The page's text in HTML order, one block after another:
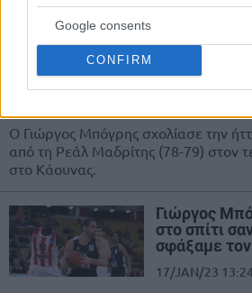
Google consents
CONFIRM
Μπόγρης:
θεωρούμε
παίζεις
(video)
Ο Γιώργος Μπόγρης σχολίασε την
από τη Ρεάλ Μαδρίτης (78-79) στον
στο Κάουνας.
Γιώργος
στο σπίτι
σφάξαμε
17/JAN/23 13:24